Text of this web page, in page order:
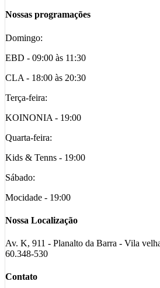
Nossas programações
Domingo:
EBD - 09:00 às 11:30
CLA - 18:00 às 20:30
Terça-feira:
KOINONIA - 19:00
Quarta-feira:
Kids & Tenns - 19:00
Sábado:
Mocidade - 19:00
Nossa Localização
Av. K, 911 - Planalto da Barra - Vila
60.348-530
Contato